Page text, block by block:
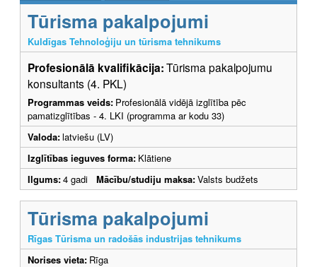
Tūrisma pakalpojumi
Kuldīgas Tehnoloģiju un tūrisma tehnikums
Profesionālā kvalifikācija:Tūrisma pakalpojumu
konsultants (4. PKL)
Programmas veids: Profesionālā vidējā izglītība pēc
pamatizglītības - 4. LKI (programma ar kodu 33)
Valoda:latviešu (LV)
Izglītības ieguves forma: Klātiene
Ilgums:4 gadi Mācību/studiju maksa:Valsts budžets
Tūrisma pakalpojumi
Rīgas Tūrisma un radošās industrijas tehnikums
Norises vieta: Rīga